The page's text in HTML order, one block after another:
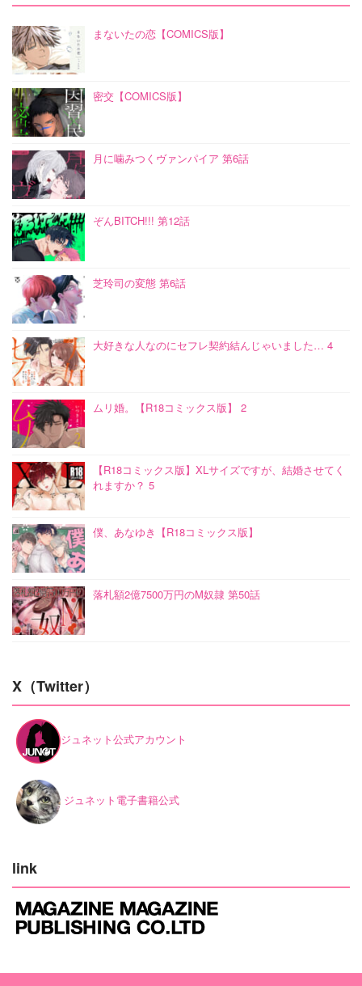
まないたの恋【COMICS版】
密交【COMICS版】
月に噛みつくヴァンパイア 第6話
ぞんBITCH!!! 第12話
芝玲司の変態 第6話
大好きな人なのにセフレ契約結んじゃいました… 4
ムリ婚。【R18コミックス版】 2
【R18コミックス版】XLサイズですが、結婚させてく
れますか？ 5
僕、あなゆき【R18コミックス版】
落札額2億7500万円のM奴隷 第50話
X（Twitter）
ジュネット公式アカウント
ジュネット電子書籍公式
link